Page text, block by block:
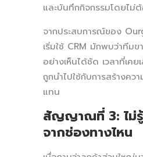
และบันทึกกิจกรรมโดยไม่
จากประสบการณ์ของ
เริ่มใช้ CRM มักพบว่าทีมข
อย่างเห็นได้ชัด เวลาที่เคย
ถูกนำไปใช้กับการสร้างค
แทน
สัญญาณที่ 3: ไม่รู้
จากช่องทางไหน